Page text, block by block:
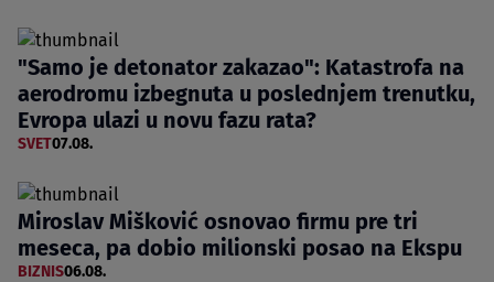
"Samo je detonator zakazao": Katastrofa na
aerodromu izbegnuta u poslednjem trenutku,
Evropa ulazi u novu fazu rata?
SVET07.08.
Miroslav Mišković osnovao firmu pre tri
meseca, pa dobio milionski posao na Ekspu
BIZNIS06.08.